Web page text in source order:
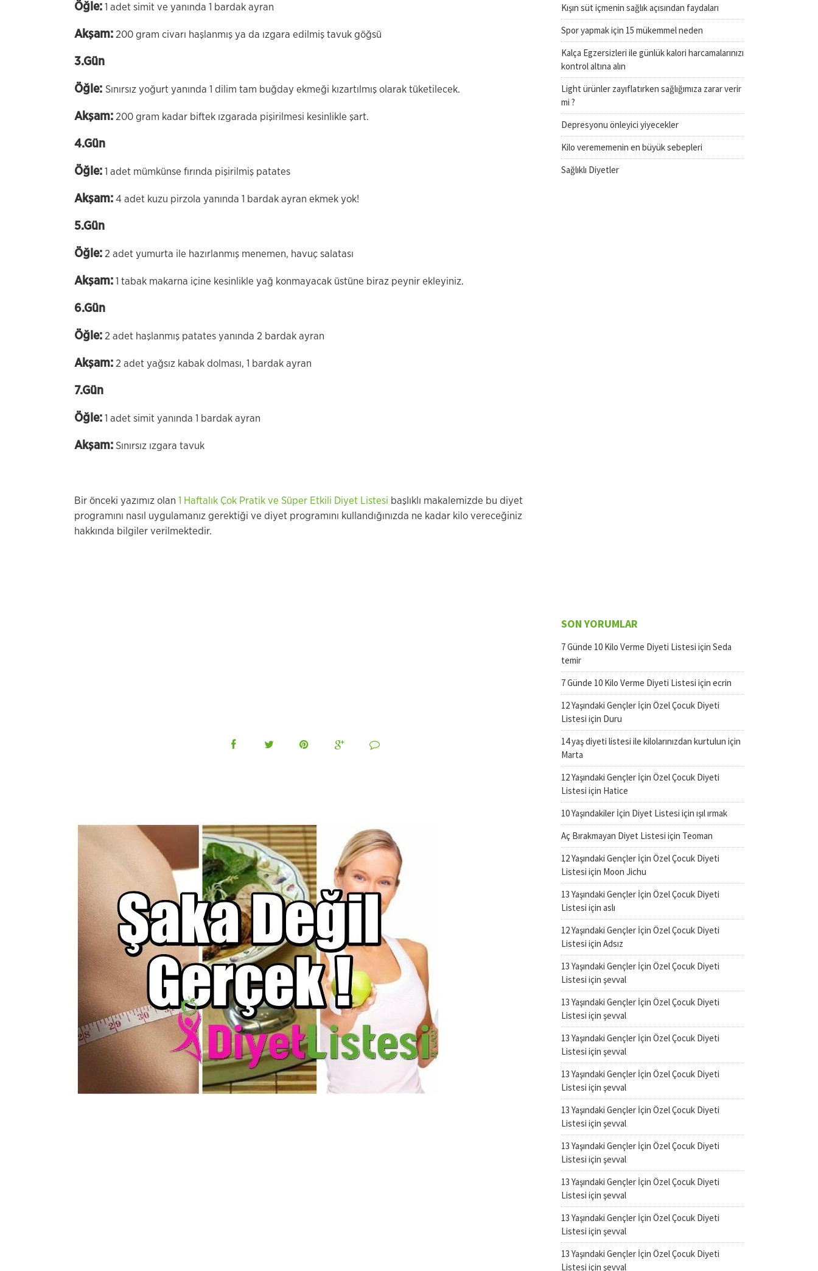
Öğle: 1 adet simit ve yanında 1 bardak ayran
Akşam: 200 gram civarı haşlanmış ya da ızgara edilmiş tavuk göğsü
3.Gün
Öğle: Sınırsız yoğurt yanında 1 dilim tam buğday ekmeği kızartılmış olarak tüketilecek.
Akşam: 200 gram kadar biftek ızgarada pişirilmesi kesinlikle şart.
4.Gün
Öğle: 1 adet mümkünse fırında pişirilmiş patates
Akşam: 4 adet kuzu pirzola yanında 1 bardak ayran ekmek yok!
5.Gün
Öğle: 2 adet yumurta ile hazırlanmış menemen, havuç salatası
Akşam: 1 tabak makarna içine kesinlikle yağ konmayacak üstüne biraz peynir ekleyiniz.
6.Gün
Öğle: 2 adet haşlanmış patates yanında 2 bardak ayran
Akşam: 2 adet yağsız kabak dolması, 1 bardak ayran
7.Gün
Öğle: 1 adet simit yanında 1 bardak ayran
Akşam: Sınırsız ızgara tavuk
Bir önceki yazımız olan 1 Haftalık Çok Pratik ve Süper Etkili Diyet Listesi başlıklı makalemizde bu diyet
programını nasıl uygulamanız gerektiği ve diyet programını kullandığınızda ne kadar kilo vereceğiniz
hakkında bilgiler verilmektedir.
Kışın süt içmenin sağlık açısından faydaları
Spor yapmak için 15 mükemmel neden
Kalça Egzersizleri ile günlük kalori harcamalarınızı
kontrol altına alın
Light ürünler zayıflatırken sağlığımıza zarar verir
mi ?
Depresyonu önleyici yiyecekler
Kilo verememenin en büyük sebepleri
Sağlıklı Diyetler
SON YORUMLAR
7 Günde 10 Kilo Verme Diyeti Listesi için Seda
temir
7 Günde 10 Kilo Verme Diyeti Listesi için ecrin
12 Yaşındaki Gençler İçin Özel Çocuk Diyeti
Listesi için Duru
14 yaş diyeti listesi ile kilolarınızdan kurtulun için
Marta
12 Yaşındaki Gençler İçin Özel Çocuk Diyeti
Listesi için Hatice
10 Yaşındakiler İçin Diyet Listesi için ışıl ırmak
Aç Bırakmayan Diyet Listesi için Teoman
12 Yaşındaki Gençler İçin Özel Çocuk Diyeti
Listesi için Moon Jichu
13 Yaşındaki Gençler İçin Özel Çocuk Diyeti
Listesi için aslı
12 Yaşındaki Gençler İçin Özel Çocuk Diyeti
Listesi için Adsız
13 Yaşındaki Gençler İçin Özel Çocuk Diyeti
Listesi için şevval
13 Yaşındaki Gençler İçin Özel Çocuk Diyeti
Listesi için şevval
13 Yaşındaki Gençler İçin Özel Çocuk Diyeti
Listesi için şevval
13 Yaşındaki Gençler İçin Özel Çocuk Diyeti
Listesi için şevval
13 Yaşındaki Gençler İçin Özel Çocuk Diyeti
Listesi için şevval
13 Yaşındaki Gençler İçin Özel Çocuk Diyeti
Listesi için şevval
13 Yaşındaki Gençler İçin Özel Çocuk Diyeti
Listesi için şevval
13 Yaşındaki Gençler İçin Özel Çocuk Diyeti
Listesi için şevval
13 Yaşındaki Gençler İçin Özel Çocuk Diyeti
Listesi için şevval